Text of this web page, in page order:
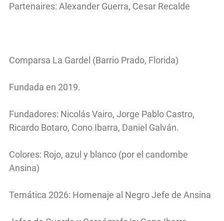
Partenaires: Alexander Guerra, Cesar Recalde
Comparsa La Gardel (Barrio Prado, Florida)
Fundada en 2019.
Fundadores: Nicolás Vairo, Jorge Pablo Castro,
Ricardo Botaro, Cono Ibarra, Daniel Galván.
Colores: Rojo, azul y blanco (por el candombe
Ansina)
Temática 2026: Homenaje al Negro Jefe de Ansina